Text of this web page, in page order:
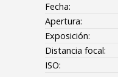
Fecha:
Apertura:
Exposición:
Distancia focal:
ISO: